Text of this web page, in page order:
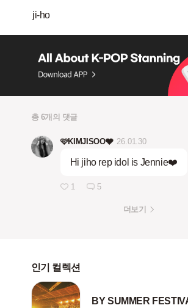
ji-ho
총 6개의 댓글
🩷KIMJISOO🩶 26.01.30
Hi jiho rep idol is Jennie❤️
1 5
더보기
인기 컬렉션
BY SUMMER